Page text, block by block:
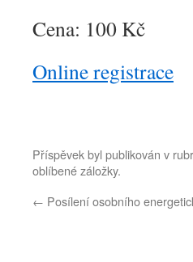
Cena: 100 Kč
Online registrace
Příspěvek byl publikován v
oblíbené záložky.
← Posílení osobního